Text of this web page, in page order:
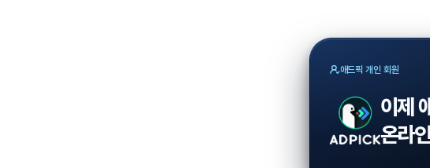
애드픽 개인 회원
이제
온라